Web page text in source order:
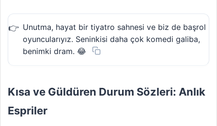
Unutma, hayat bir tiyatro sahnesi ve biz de başrol
oyuncularıyız. Seninkisi daha çok komedi galiba,
benimki dram. 😂
Kısa ve Güldüren Durum Sözleri: Anlık
Espriler